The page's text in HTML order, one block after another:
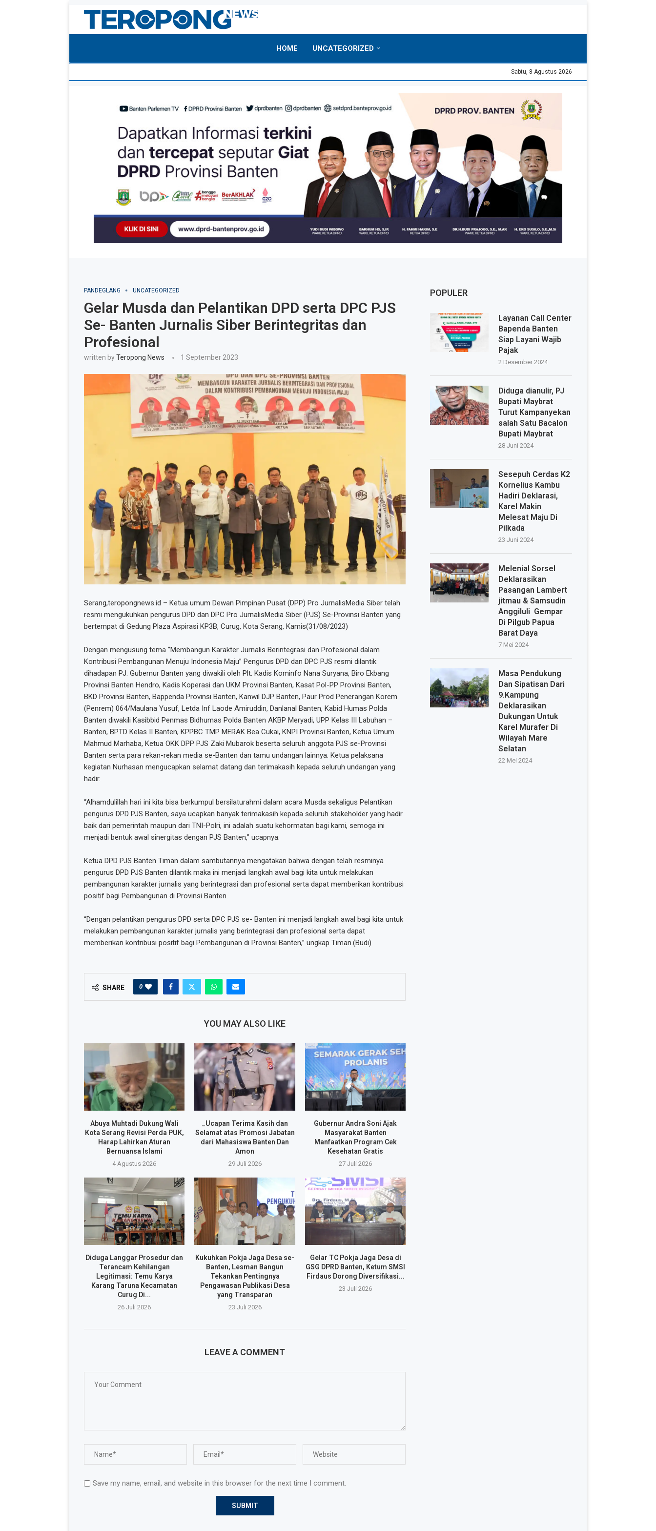
HOME UNCATEGORIZED
Sabtu, 8 Agustus 2026
PANDEGLANG UNCATEGORIZED
Gelar Musda dan Pelantikan DPD serta DPC PJS
Se- Banten Jurnalis Siber Berintegritas dan
Profesional
written byTeropong News 1 September 2023
Serang,teropongnews.id – Ketua umum Dewan Pimpinan Pusat (DPP) Pro JurnalisMedia Siber telah
resmi mengukuhkan pengurus DPD dan DPC Pro JurnalisMedia Siber (PJS) Se-Provinsi Banten yang
bertempat di Gedung Plaza Aspirasi KP3B, Curug, Kota Serang, Kamis(31/08/2023)
Dengan mengusung tema “Membangun Karakter Jurnalis Berintegrasi dan Profesional dalam
Kontribusi Pembangunan Menuju Indonesia Maju” Pengurus DPD dan DPC PJS resmi dilantik
dihadapan PJ. Gubernur Banten yang diwakili oleh Plt. Kadis Kominfo Nana Suryana, Biro Ekbang
Provinsi Banten Hendro, Kadis Koperasi dan UKM Provinsi Banten, Kasat Pol-PP Provinsi Banten,
BKD Provinsi Banten, Bappenda Provinsi Banten, Kanwil DJP Banten, Paur Prod Penerangan Korem
(Penrem) 064/Maulana Yusuf, Letda Inf Laode Amiruddin, Danlanal Banten, Kabid Humas Polda
Banten diwakili Kasibbid Penmas Bidhumas Polda Banten AKBP Meryadi, UPP Kelas III Labuhan –
Banten, BPTD Kelas II Banten, KPPBC TMP MERAK Bea Cukai, KNPI Provinsi Banten, Ketua Umum
Mahmud Marhaba, Ketua OKK DPP PJS Zaki Mubarok beserta seluruh anggota PJS se-Provinsi
Banten serta para rekan-rekan media se-Banten dan tamu undangan lainnya. Ketua pelaksana
kegiatan Nurhasan mengucapkan selamat datang dan terimakasih kepada seluruh undangan yang
hadir.
“Alhamdulillah hari ini kita bisa berkumpul bersilaturahmi dalam acara Musda sekaligus Pelantikan
pengurus DPD PJS Banten, saya ucapkan banyak terimakasih kepada seluruh stakeholder yang hadir
baik dari pemerintah maupun dari TNI-Polri, ini adalah suatu kehormatan bagi kami, semoga ini
menjadi bentuk awal sinergitas dengan PJS Banten,” ucapnya.
Ketua DPD PJS Banten Timan dalam sambutannya mengatakan bahwa dengan telah resminya
pengurus DPD PJS Banten dilantik maka ini menjadi langkah awal bagi kita untuk melakukan
pembangunan karakter jurnalis yang berintegrasi dan profesional serta dapat memberikan kontribusi
positif bagi Pembangunan di Provinsi Banten.
“Dengan pelantikan pengurus DPD serta DPC PJS se- Banten ini menjadi langkah awal bagi kita untuk
melakukan pembangunan karakter jurnalis yang berintegrasi dan profesional serta dapat
memberikan kontribusi positif bagi Pembangunan di Provinsi Banten,” ungkap Timan.(Budi)
SHARE 0
YOU MAY ALSO LIKE
Abuya Muhtadi Dukung Wali
Kota Serang Revisi Perda PUK,
Harap Lahirkan Aturan
Bernuansa Islami
4 Agustus 2026
_Ucapan Terima Kasih dan
Selamat atas Promosi Jabatan
dari Mahasiswa Banten Dan
Amon
29 Juli 2026
Gubernur Andra Soni Ajak
Masyarakat Banten
Manfaatkan Program Cek
Kesehatan Gratis
27 Juli 2026
Diduga Langgar Prosedur dan
Terancam Kehilangan
Legitimasi: Temu Karya
Karang Taruna Kecamatan
Curug Di...
26 Juli 2026
Kukuhkan Pokja Jaga Desa se-
Banten, Lesman Bangun
Tekankan Pentingnya
Pengawasan Publikasi Desa
yang Transparan
23 Juli 2026
Gelar TC Pokja Jaga Desa di
GSG DPRD Banten, Ketum SMSI
Firdaus Dorong Diversifikasi...
23 Juli 2026
LEAVE A COMMENT
Save my name, email, and website in this browser for the next time I comment.
POPULER
Layanan Call Center
Bapenda Banten
Siap Layani Wajib
Pajak
2 Desember 2024
Diduga dianulir, PJ
Bupati Maybrat
Turut Kampanyekan
salah Satu Bacalon
Bupati Maybrat
28 Juni 2024
Sesepuh Cerdas K2
Kornelius Kambu
Hadiri Deklarasi,
Karel Makin
Melesat Maju Di
Pilkada
23 Juni 2024
Melenial Sorsel
Deklarasikan
Pasangan Lambert
jitmau & Samsudin
Anggiluli Gempar
Di Pilgub Papua
Barat Daya
7 Mei 2024
Masa Pendukung
Dan Sipatisan Dari
9.Kampung
Deklarasikan
Dukungan Untuk
Karel Murafer Di
Wilayah Mare
Selatan
22 Mei 2024